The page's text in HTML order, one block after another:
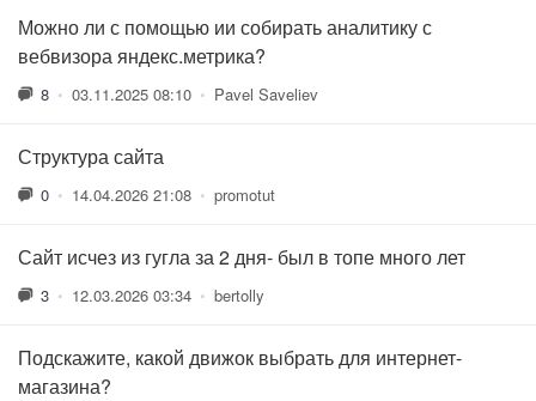
Можно ли с помощью ии собирать аналитику с
вебвизора яндекс.метрика?
8 • 03.11.2025 08:10 • Pavel Saveliev
Структура сайта
0 • 14.04.2026 21:08 • promotut
Сайт исчез из гугла за 2 дня- был в топе много лет
3 • 12.03.2026 03:34 • bertolly
Подскажите, какой движок выбрать для интернет-
магазина?